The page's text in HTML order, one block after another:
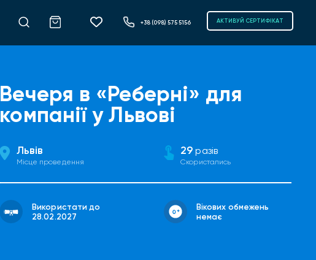
+38 (098) 575 5156 АКТИВУЙ СЕРТИФІКАТ
Вечеря в «Реберні» для
компанії у Львові
Львів
Місце проведення
29 разів
Скористались
Використати до
28.02.2027
Вікових обмежень
немає